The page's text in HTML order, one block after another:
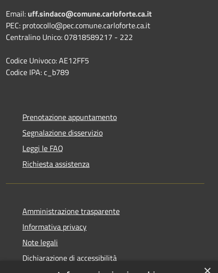
Email: uff.sindaco@comune.carloforte.ca.it
PEC: protocollo@pec.comune.carloforte.ca.it
Centralino Unico: 07818589217 - 222
Codice Univoco: AE12FF5
Codice IPA: c_b789
Prenotazione appuntamento
Segnalazione disservizio
Leggi le FAQ
Richiesta assistenza
Amministrazione trasparente
Informativa privacy
Note legali
Dichiarazione di accessibilità